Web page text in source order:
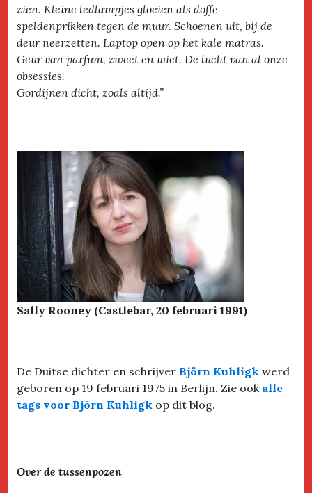
zien. Kleine ledlampjes gloeien als doffe
speldenprikken tegen de muur. Schoenen uit, bij de
deur neerzetten. Laptop open op het kale matras.
Geur van parfum, zweet en wiet. De lucht van al onze
obsessies.
Gordijnen dicht, zoals altijd.”
Sally Rooney (Castlebar, 20 februari 1991)
De Duitse dichter en schrijver Björn Kuhligk werd
geboren op 19 februari 1975 in Berlijn. Zie ook alle
tags voor Björn Kuhligk op dit blog.
Over de tussenpozen